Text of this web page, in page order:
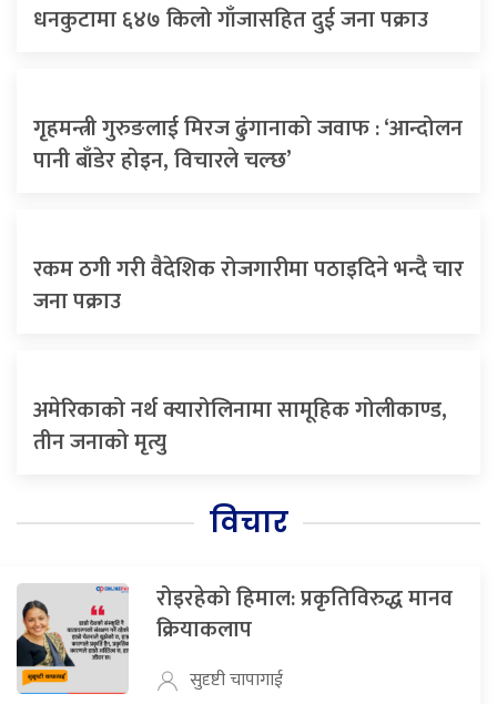
धनकुटामा ६४७ किलो गाँजासहित दुई जना पक्राउ
गृहमन्त्री गुरुङलाई मिरज ढुंगानाको जवाफ : ‘आन्दोलन
पानी बाँडेर होइन, विचारले चल्छ’
रकम ठगी गरी वैदेशिक रोजगारीमा पठाइदिने भन्दै चार
जना पक्राउ
अमेरिकाको नर्थ क्यारोलिनामा सामूहिक गोलीकाण्ड,
तीन जनाको मृत्यु
विचार
रोइरहेको हिमाल: प्रकृतिविरुद्ध मानव
क्रियाकलाप
सुदृष्टी चापागाई